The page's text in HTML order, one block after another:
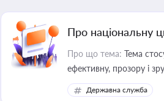
Про національну
Про що тема: Тема
ефективну, прозору і
Державна служба